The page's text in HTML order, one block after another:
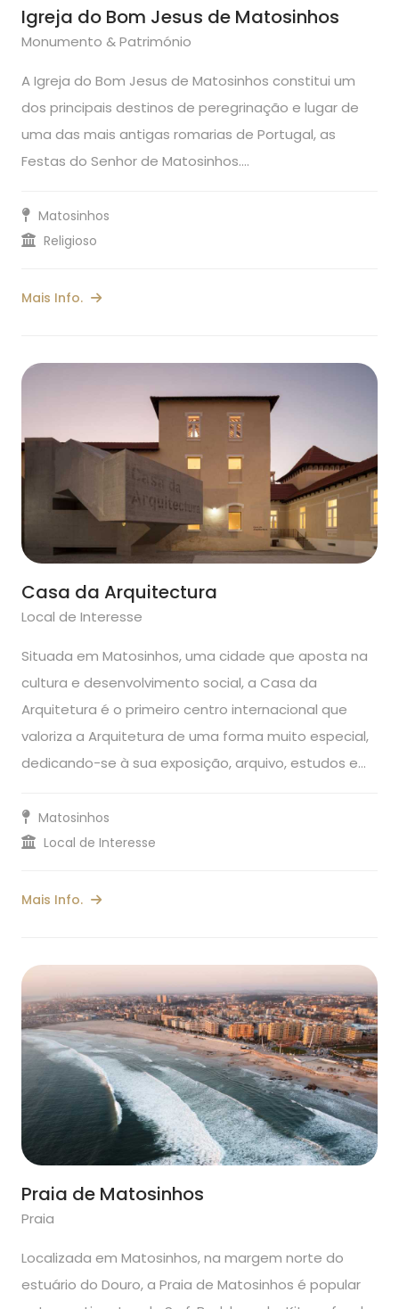
Igreja do Bom Jesus de Matosinhos
Monumento & Património
A Igreja do Bom Jesus de Matosinhos constitui um
dos principais destinos de peregrinação e lugar de
uma das mais antigas romarias de Portugal, as
Festas do Senhor de Matosinhos.…
Matosinhos
Religioso
Mais Info.
Casa da Arquitectura
Local de Interesse
Situada em Matosinhos, uma cidade que aposta na
cultura e desenvolvimento social, a Casa da
Arquitetura é o primeiro centro internacional que
valoriza a Arquitetura de uma forma muito especial,
dedicando-se à sua exposição, arquivo, estudos e…
Matosinhos
Local de Interesse
Mais Info.
Praia de Matosinhos
Praia
Localizada em Matosinhos, na margem norte do
estuário do Douro, a Praia de Matosinhos é popular